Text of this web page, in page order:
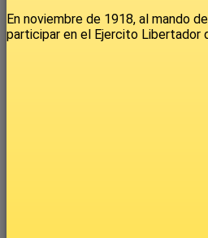
En noviembre de 1918, al mando
participar en el Ejercito Libertador